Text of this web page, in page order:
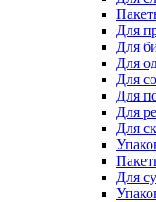
Для
Для
Для
Для
Для
Для
Для
Для